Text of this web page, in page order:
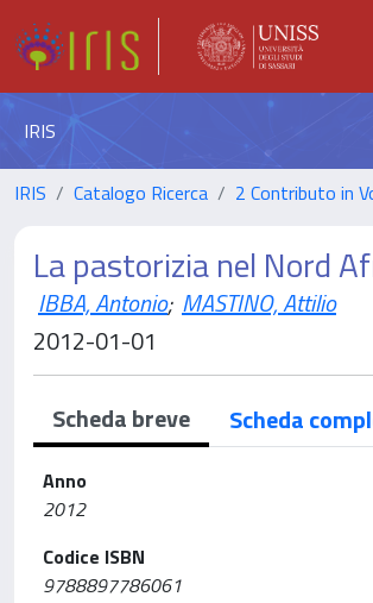
IRIS
IRIS Catalogo Ricerca 2 Contributo in
La pastorizia nel Nord
IBBA, Antonio; MASTINO, Attilio
2012-01-01
Scheda breve Scheda
Anno
2012
Codice ISBN
9788897786061